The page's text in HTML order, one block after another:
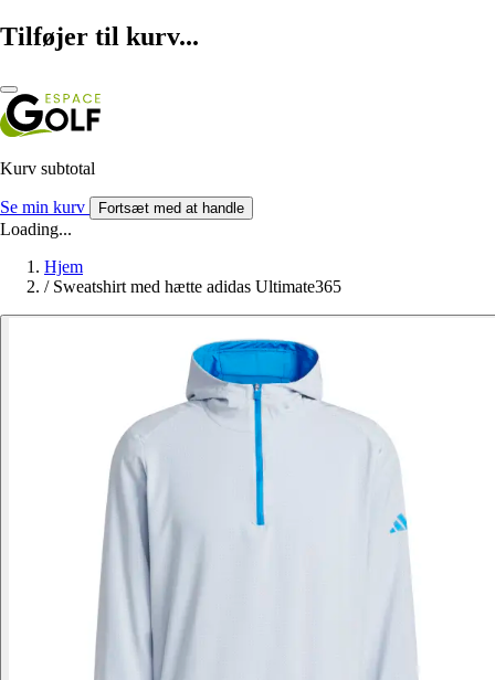
Tilføjer til kurv...
Kurv subtotal
Se min kurv Fortsæt med at handle
Loading...
Hjem
/ Sweatshirt med hætte adidas Ultimate365